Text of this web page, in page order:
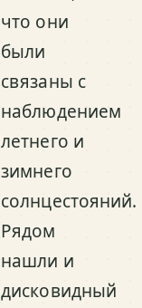
что они
были
связаны с
наблюдением
летнего и
зимнего
солнцестояний.
Рядом
нашли и
дисковидный